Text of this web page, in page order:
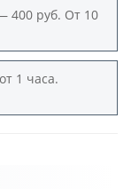
400 руб. От 10
1 часа.